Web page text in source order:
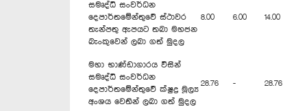
සමෘද්ධි සංවර්ධන
දෙපාර්තමේන්තුවේ ස්ථාවර
තැන්පතු ඇපයට තබා මහජන
බැංකුවෙන් ලබා ගත් මුදල
8.00 6.00 14.00
මහා භාණ්ඩාගාරය විසින්
සමෘද්ධි සංවර්ධන
දෙපාර්තමේන්තුවේ ක්ෂුද්‍ර මූල්‍ය
අංශය වෙතින් ලබා ගත් මුදල
28.76 - 28.76